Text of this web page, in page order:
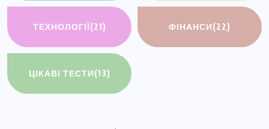
ТЕХНОЛОГІЇ(21) ФІНАНСИ(22)
ЦІКАВІ ТЕСТИ(13)